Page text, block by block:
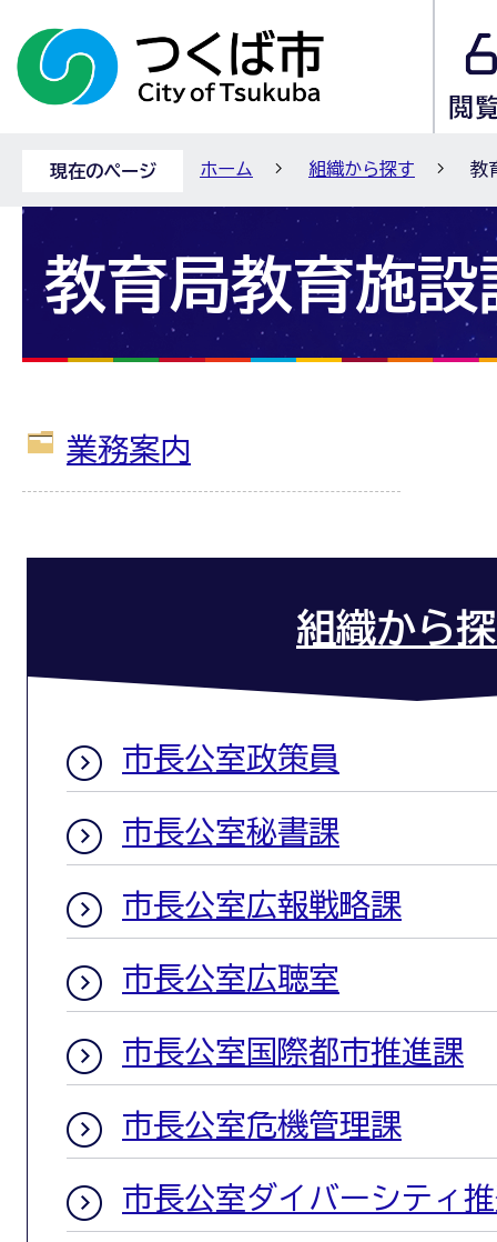
現在のページ ホーム 組織から探す 教
教育局教育施設
業務案内
組織から
市長公室政策員
市長公室秘書課
市長公室広報戦略課
市長公室広聴室
市長公室国際都市推進課
市長公室危機管理課
市長公室ダイバーシティ